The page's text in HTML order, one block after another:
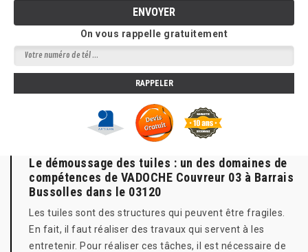
On vous rappelle gratuitement
Le démoussage des tuiles : un des domaines de
compétences de VADOCHE Couvreur 03 à Barrais
Bussolles dans le 03120
Les tuiles sont des structures qui peuvent être fragiles.
En fait, il faut réaliser des travaux qui servent à les
entretenir. Pour réaliser ces tâches, il est nécessaire de